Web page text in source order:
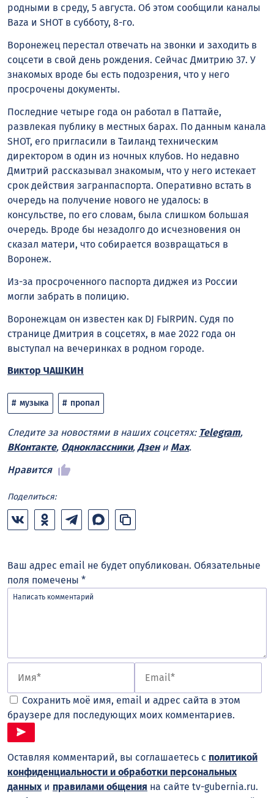
родными в среду, 5 августа. Об этом сообщили каналы
Baza и SHOT в субботу, 8-го.
Воронежец перестал отвечать на звонки и заходить в
соцсети в свой день рождения. Сейчас Дмитрию 37. У
знакомых вроде бы есть подозрения, что у него
просрочены документы.
Последние четыре года он работал в Паттайе,
развлекая публику в местных барах. По данным канала
SHOT, его пригласили в Таиланд техническим
директором в один из ночных клубов. Но недавно
Дмитрий рассказывал знакомым, что у него истекает
срок действия загранпаспорта. Оперативно встать в
очередь на получение нового не удалось: в
консульстве, по его словам, была слишком большая
очередь. Вроде бы незадолго до исчезновения он
сказал матери, что собирается возвращаться в
Воронеж.
Из-за просроченного паспорта диджея из России
могли забрать в полицию.
Воронежцам он известен как DJ FЫRРИN. Судя по
странице Дмитрия в соцсетях, в мае 2022 года он
выступал на вечеринках в родном городе.
Виктор ЧАШКИН
музыка пропал
Следите за новостями в наших соцсетях: Telegram,
ВКонтакте, Одноклассники, Дзени Max.
Нравится
Поделиться:
Ваш адрес email не будет опубликован. Обязательные
поля помечены *
Сохранить моё имя, email и адрес сайта в этом
браузере для последующих моих комментариев.
Оставляя комментарий, вы соглашаетесь с политикой
конфиденциальности и обработки персональных
данных и правилами общения на сайте tv-gubernia.ru.